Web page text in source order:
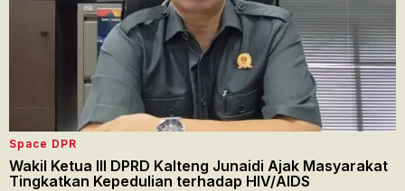
Space DPR
Wakil Ketua III DPRD Kalteng Junaidi Ajak Masyarakat
Tingkatkan Kepedulian terhadap HIV/AIDS